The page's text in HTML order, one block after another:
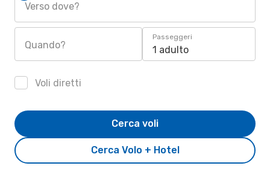
Verso dove?
Quando?
Passeggeri
1 adulto
Voli diretti
Cerca Volo + Hotel
Cerca voli